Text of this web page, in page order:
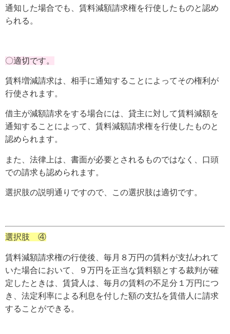
通知した場合でも、賃料減額請求権を行使したものと認め
られる。
〇適切です。
賃料増減請求は、相手に通知することによってその権利が
行使されます。
借主が減額請求をする場合には、貸主に対して賃料減額を
通知することによって、賃料減額請求権を行使したものと
認められます。
また、法律上は、書面が必要とされるものではなく、口頭
での請求も認められます。
選択肢の説明通りですので、この選択肢は適切です。
選択肢 ④
賃料減額請求権の行使後、毎月８万円の賃料が支払われて
いた場合において、９万円を正当な賃料額とする裁判が確
定したときは、賃貸人は、毎月の賃料の不足分１万円につ
き、法定利率による利息を付した額の支払を賃借人に請求
することができる。